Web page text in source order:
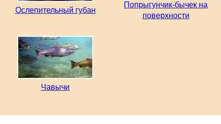
Ослепительный губан
Попрыгунчик-бычек на
поверхности
Чавычи